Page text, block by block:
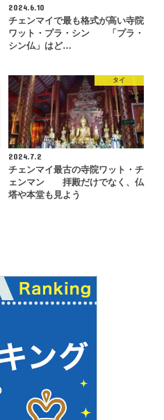
2024.6.10
チェンマイで最も格式が高い寺院
ワット・プラ・シン 「プラ・
シン仏」はど…
タイ
2024.7.2
チェンマイ最古の寺院ワット・チ
ェンマン 拝殿だけでなく、仏
塔や本堂も見よう